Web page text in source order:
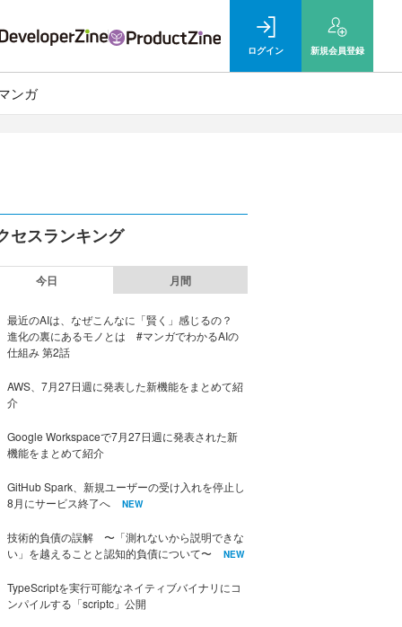
ログイン 新規会員登録
ンガ
セスランキング
今日 月間
最近のAIは、なぜこんなに「賢く」感じるの？
進化の裏にあるモノとは #マンガでわかるAIの
仕組み 第2話
AWS、7月27日週に発表した新機能をまとめて紹
介
Google Workspaceで7月27日週に発表された新
機能をまとめて紹介
GitHub Spark、新規ユーザーの受け入れを停止し
8月にサービス終了へ
NEW
技術的負債の誤解 〜「測れないから説明できな
い」を越えることと認知的負債について〜
NEW
TypeScriptを実行可能なネイティブバイナリにコ
ンパイルする「scriptc」公開